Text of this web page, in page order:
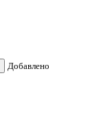
Добавлено